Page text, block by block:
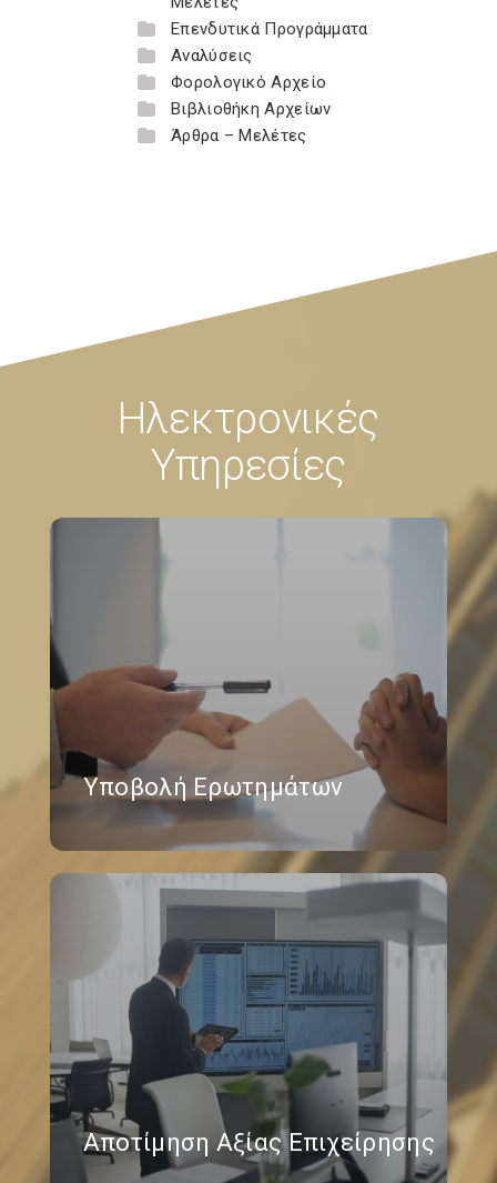
Επενδυτικά Προγράμματα
Αναλύσεις
Φορολογικό Αρχείο
Βιβλιοθήκη Αρχείων
Άρθρα – Μελέτες
Ηλεκτρονικές
Υπηρεσίες
Υποβολή Ερωτημάτων
Αποτίμηση Αξίας Επιχείρησης